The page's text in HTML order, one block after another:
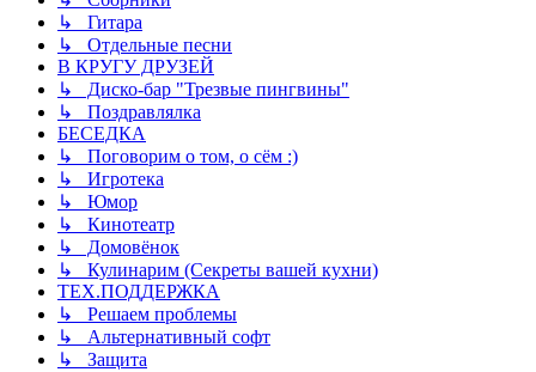
↳ Гитара
↳ Отдельные песни
В КРУГУ ДРУЗЕЙ
↳ Диско-бар "Трезвые пингвины"
↳ Поздравлялка
БЕСЕДКА
↳ Поговорим о том, о сём :)
↳ Игротека
↳ Юмор
↳ Кинотеатр
↳ Домовёнок
↳ Кулинарим (Секреты вашей кухни)
ТЕХ.ПОДДЕРЖКА
↳ Решаем проблемы
↳ Альтернативный софт
↳ Защита